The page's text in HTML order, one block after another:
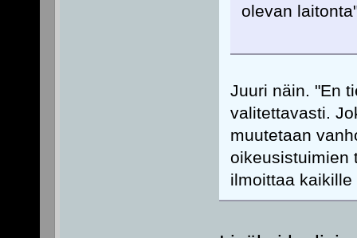
olevan
Juuri näin. "En
valitettavasti.
muutetaan
oikeusistuimien
ilmoittaa